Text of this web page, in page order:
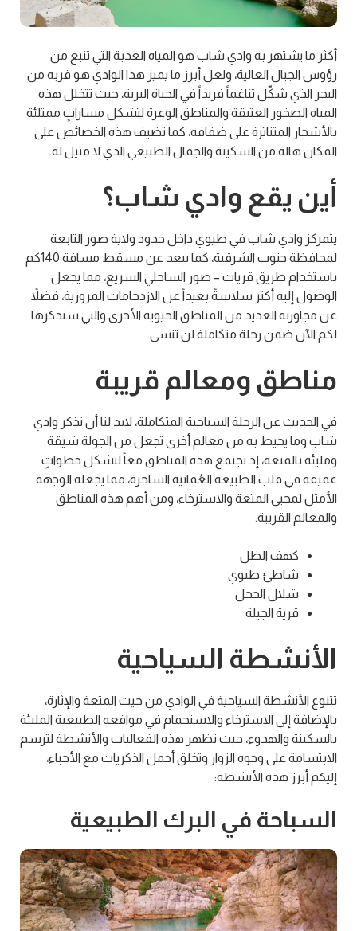
أكثر ما يشتهر به وادي شاب هو المياه العذبة التي تنبع من
رؤوس الجبال العالية، ولعل أبرز ما يميز هذا الوادي هو قربه من
البحر الذي شكّل تناغماً فريداً في الحياة البرية، حيث تتخلل هذه
المياه الصخور العتيقة والمناطق الوعرة لتشكل مساراتٍ ممتلئة
بالأشجار المتناثرة على ضفافه، كما تضيف هذه الخصائص على
المكان هالة من السكينة والجمال الطبيعي الذي لا مثيل له.
أين يقع وادي شاب؟
يتمركز وادي شاب في طيوي داخل حدود ولاية صور التابعة
لمحافظة جنوب الشرقية، كما يبعد عن مسقط مسافة 140كم
باستخدام طريق قريات – صور الساحلي السريع، مما يجعل
الوصول إليه أكثر سلاسةً بعيداً عن الازدحامات المرورية، فضلاً
عن مجاورته العديد من المناطق الحيوية الأخرى والتي سنذكرها
لكم الآن ضمن رحلة متكاملة لن تنسى.
مناطق ومعالم قريبة
في الحديث عن الرحلة السياحية المتكاملة، لابد لنا أن نذكر وادي
شاب وما يحيط به من معالم أخرى تجعل من الجولة شيقة
ومليئة بالمتعة، إذ تجتمع هذه المناطق معاً لتشكل خطواتٍ
عميقة في قلب الطبيعة العُمانية الساحرة، مما يجعله الوجهة
الأمثل لمحبي المتعة والاسترخاء، ومن أهم هذه المناطق
والمعالم القريبة:
كهف الظل
شاطئ طيوي
شلال الجحل
قرية الجيلة
الأنشطة السياحية
تتنوع الأنشطة السياحية في الوادي من حيث المتعة والإثارة،
بالإضافة إلى الاسترخاء والاستجمام في مواقعه الطبيعية المليئة
بالسكينة والهدوء، حيث تظهر هذه الفعاليات والأنشطة لترسم
الابتسامة على وجوه الزوار وتخلق أجمل الذكريات مع الأحباء،
إليكم أبرز هذه الأنشطة:
السباحة في البرك الطبيعية